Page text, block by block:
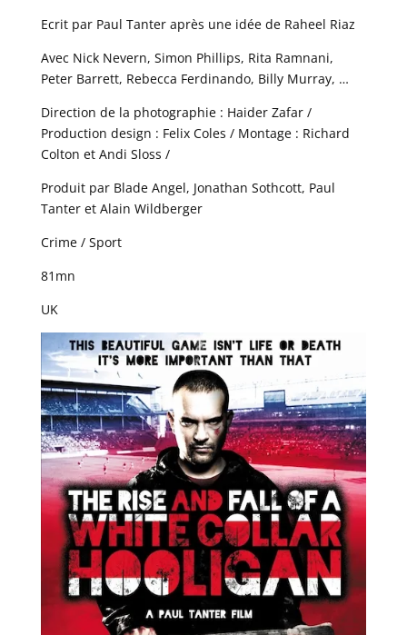
Ecrit par Paul Tanter après une idée de Raheel Riaz
Avec Nick Nevern, Simon Phillips, Rita Ramnani,
Peter Barrett, Rebecca Ferdinando, Billy Murray, …
Direction de la photographie : Haider Zafar /
Production design : Felix Coles / Montage : Richard
Colton et Andi Sloss /
Produit par Blade Angel, Jonathan Sothcott, Paul
Tanter et Alain Wildberger
Crime / Sport
81mn
UK